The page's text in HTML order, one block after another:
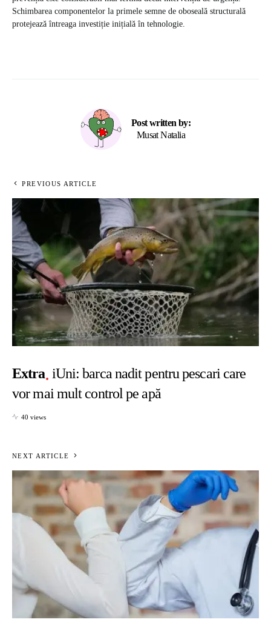
Schimbarea componentelor la primele semne de oboseală structurală
protejează întreaga investiție inițială în tehnologie.
Post written by:
Musat Natalia
PREVIOUS ARTICLE
Extra iUni: barca nadit pentru pescari care
vor mai mult control pe apă
40 views
NEXT ARTICLE